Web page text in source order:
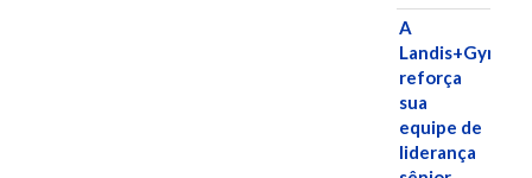
A
Landis+Gyr
reforça
sua
equipe de
liderança